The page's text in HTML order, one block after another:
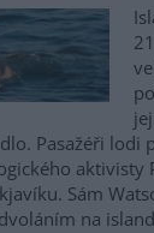
Pasažéři lodi
aktivisty
Sám
na